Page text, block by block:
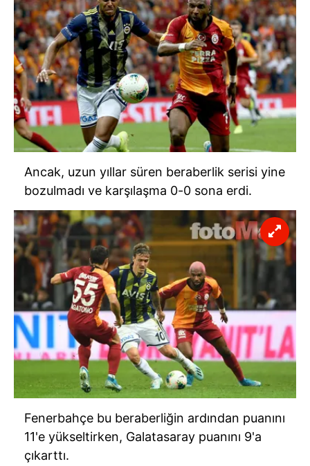
Ancak, uzun yıllar süren beraberlik serisi yine
bozulmadı ve karşılaşma 0-0 sona erdi.
Fenerbahçe bu beraberliğin ardından puanını
11'e yükseltirken, Galatasaray puanını 9'a
çıkarttı.